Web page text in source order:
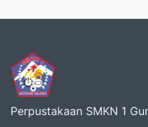
Perpustakaan SMKN 1